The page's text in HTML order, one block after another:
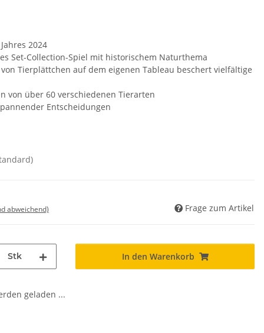
2024
Set-Collection-Spiel mit historischem Naturthema
Tierplättchen auf dem eigenen Tableau beschert vielfältige
von über 60 verschiedenen Tierarten
Entscheidungen
abweichend) Frage zum Artikel
Stk In den Warenkorb
geladen ...